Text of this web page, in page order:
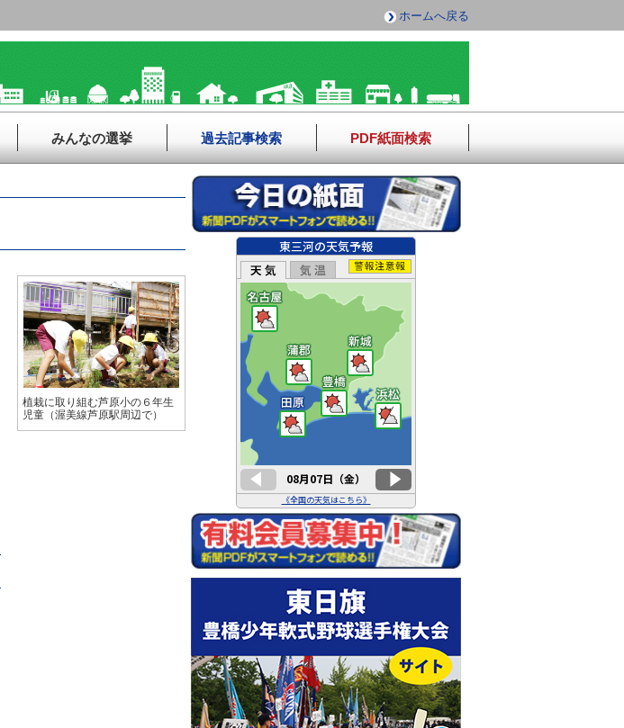
ホームへ戻る
みんなの選挙 過去記事検索 PDF紙面検索
植栽に取り組む芦原小の６年生
児童（渥美線芦原駅周辺で）